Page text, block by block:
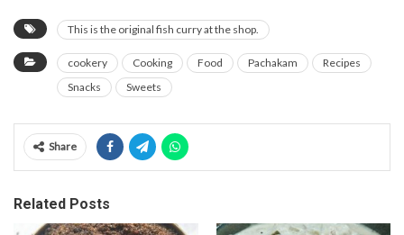
This is the original fish curry at the shop.
cookery Cooking Food Pachakam
Recipes
Snacks
Sweets
Share
Related Posts